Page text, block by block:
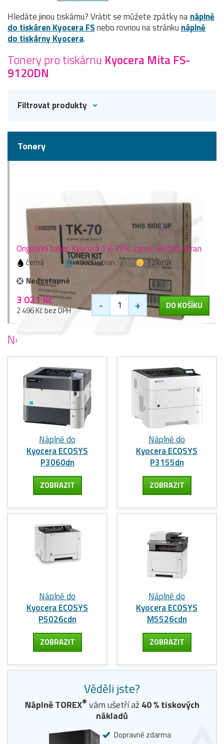
Hledáte jinou tiskárnu? Vrátit se můžete zpátky nanáplně
do tiskáren Kyocera FSnebo rovnou na stránku náplně
do tiskárny Kyocera.
Tonery pro tiskárnu Kyocera Mita FS-
9120DN
Filtrovat produkty
Tonery
Originální toner Kyocera TK-70K, černý, 40000 stran
černá 40000 stran
1 zlaťák
Nedostupné
3 021 Kč
2 496 Kč bez DPH - + DO KOŠÍKU
Nejoblíbenější
Náplně do
Kyocera ECOSYS
P3060dn
ZOBRAZIT
Náplně do
Kyocera ECOSYS
P3155dn
ZOBRAZIT
Náplně do
Kyocera ECOSYS
P5026cdn
ZOBRAZIT
Náplně do
Kyocera ECOSYS
M5526cdn
ZOBRAZIT
Věděli jste?
Náplně TOREX® vám ušetří až40% tiskových
nákladů
Dopravné zdarma